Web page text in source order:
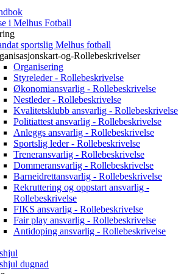
i Melhus Fotball
sportslig Melhus fotball
og-Rollebeskrivelser
Organisering
Styreleder - Rollebeskrivelse
Økonomiansvarlig - Rollebeskrivelse
Nestleder - Rollebeskrivelse
Kvalitetsklubb ansvarlig - Rollebeskrivelse
Politiattest ansvarlig - Rollebeskrivelse
Anleggs ansvarlig - Rollebeskrivelse
Sportslig leder - Rollebeskrivelse
Treneransvarlig - Rollebeskrivelse
Dommeransvarlig - Rollebeskrivelse
Barneidrettansvarlig - Rollebeskrivelse
Rekruttering og oppstart ansvarlig -
Rollebeskrivelse
FIKS ansvarlig - Rollebeskrivelse
Fair play ansvarlig - Rollebeskrivelse
Antidoping ansvarlig - Rollebeskrivelse
dugnad